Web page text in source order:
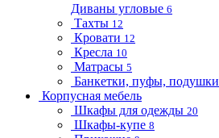
Диваны угловые 6
Тахты 12
Кровати 12
Кресла 10
Матрасы 5
Банкетки, пуфы, подушки
Корпусная мебель
Шкафы для одежды 20
Шкафы-купе 8